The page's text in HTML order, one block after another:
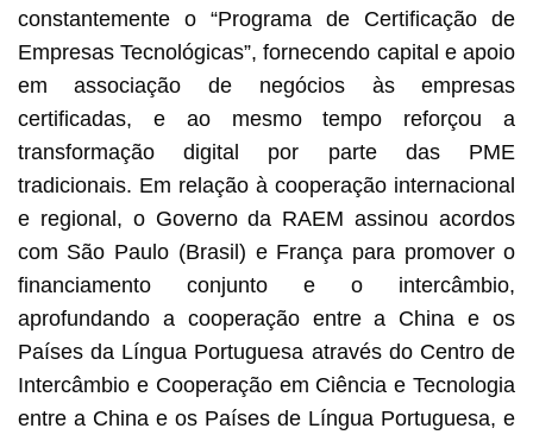
constantemente o “Programa de Certificação de
Empresas Tecnológicas”, fornecendo capital e apoio
em associação de negócios às empresas
certificadas, e ao mesmo tempo reforçou a
transformação digital por parte das PME
tradicionais. Em relação à cooperação internacional
e regional, o Governo da RAEM assinou acordos
com São Paulo (Brasil) e França para promover o
financiamento conjunto e o intercâmbio,
aprofundando a cooperação entre a China e os
Países da Língua Portuguesa através do Centro de
Intercâmbio e Cooperação em Ciência e Tecnologia
entre a China e os Países de Língua Portuguesa, e